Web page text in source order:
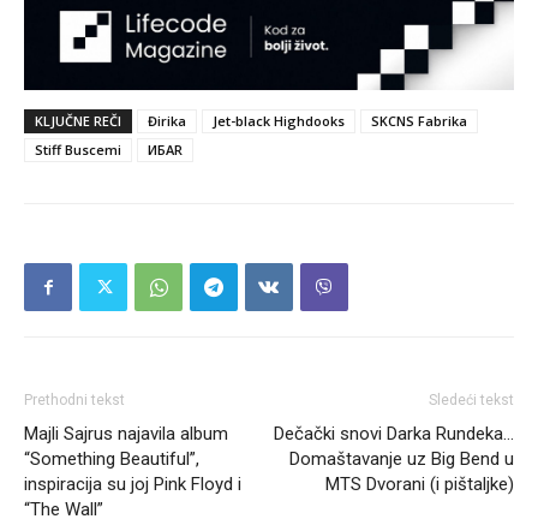
KLJUČNE REČI Đirika Jet-black Highdooks
SKCNS Fabrika
Stiff Buscemi
ИБАR
Prethodni tekst
Majli Sajrus najavila album
“Something Beautiful”,
inspiracija su joj Pink Floyd i
“The Wall”
Sledeći tekst
Dečački snovi Darka Rundeka…
Domaštavanje uz Big Bend u
MTS Dvorani (i pištaljke)